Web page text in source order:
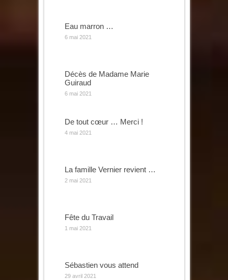
Eau marron …
6 mai 2021
Décès de Madame Marie
Guiraud
6 mai 2021
De tout cœur … Merci !
4 mai 2021
La famille Vernier revient …
2 mai 2021
Fête du Travail
1 mai 2021
Sébastien vous attend
29 avril 2021